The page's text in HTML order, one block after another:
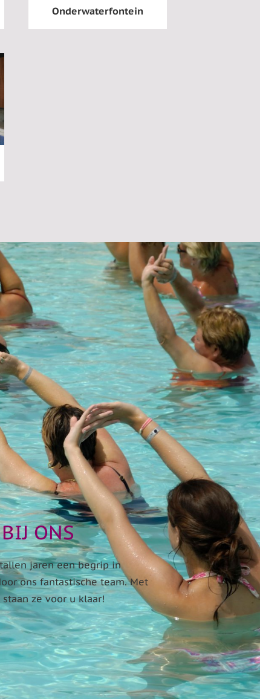
Onderwaterfontein
ONS
jaren een begrip in
ons fantastische team. Met
ze voor u klaar!